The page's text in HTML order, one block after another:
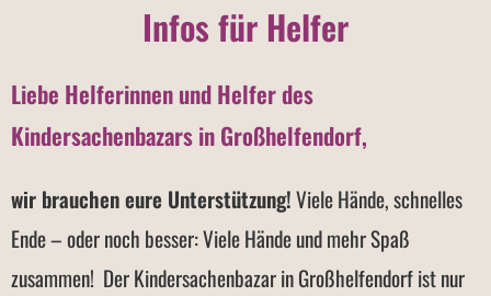
Infos für Helfer
Liebe Helferinnen und Helfer des
Kindersachenbazars in Großhelfendorf,
wir brauchen eure Unterstützung!Viele Hände, schnelles
Ende – oder noch besser: Viele Hände und mehr Spaß
zusammen! Der Kindersachenbazar in Großhelfendorf ist nur